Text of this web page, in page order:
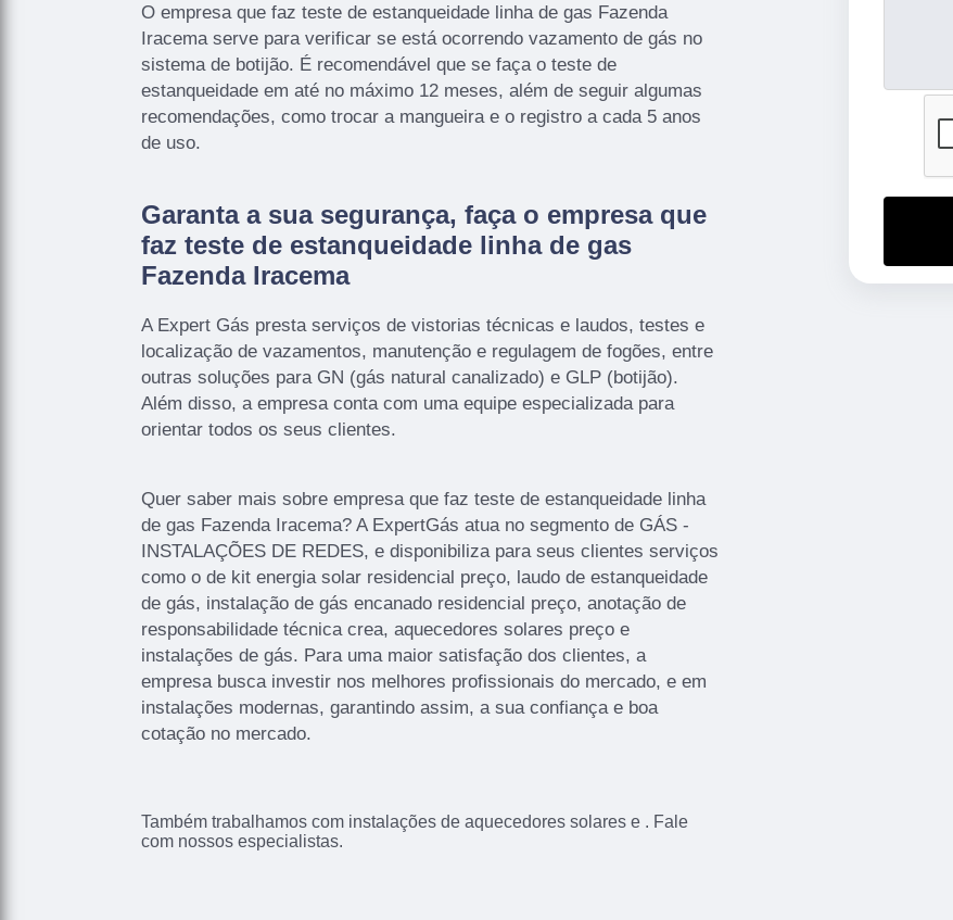
O empresa que faz teste de estanqueidade linha de gas Fazenda
Iracema serve para verificar se está ocorrendo vazamento de gás no
sistema de botijão. É recomendável que se faça o teste de
estanqueidade em até no máximo 12 meses, além de seguir algumas
recomendações, como trocar a mangueira e o registro a cada 5 anos
de uso.
Garanta a sua segurança, faça o empresa que
faz teste de estanqueidade linha de gas
Fazenda Iracema
A Expert Gás presta serviços de vistorias técnicas e laudos, testes e
localização de vazamentos, manutenção e regulagem de fogões, entre
outras soluções para GN (gás natural canalizado) e GLP (botijão).
Além disso, a empresa conta com uma equipe especializada para
orientar todos os seus clientes.
Quer saber mais sobre empresa que faz teste de estanqueidade linha
de gas Fazenda Iracema? A ExpertGás atua no segmento de GÁS -
INSTALAÇÕES DE REDES, e disponibiliza para seus clientes serviços
como o de kit energia solar residencial preço, laudo de estanqueidade
de gás, instalação de gás encanado residencial preço, anotação de
responsabilidade técnica crea, aquecedores solares preço e
instalações de gás. Para uma maior satisfação dos clientes, a
empresa busca investir nos melhores profissionais do mercado, e em
instalações modernas, garantindo assim, a sua confiança e boa
cotação no mercado.
Também trabalhamos com instalações de aquecedores solares e . Fale
com nossos especialistas.